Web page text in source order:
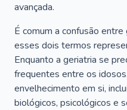
avançada.
É comum a confusão
esses dois termos
Enquanto a geriatria se
frequentes entre os
envelhecimento em si,
biológicos, psicológicos e